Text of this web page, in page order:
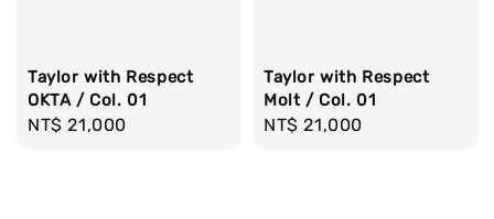
Taylor with Respect
OKTA / Col. 01
Regular
NT$ 21,000
Taylor with Respect
Molt / Col. 01
Regular
NT$ 21,000